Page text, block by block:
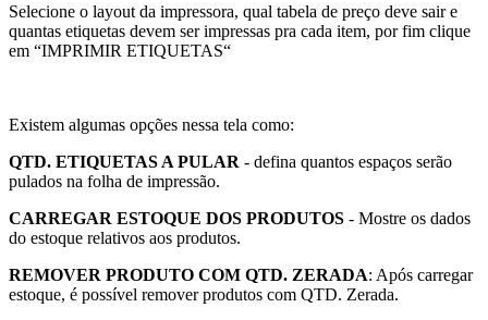
Selecione o layout da impressora, qual tabela de preço deve sair e
quantas etiquetas devem ser impressas pra cada item, por fim clique
em “IMPRIMIR ETIQUETAS“
Existem algumas opções nessa tela como:
QTD. ETIQUETAS A PULAR - defina quantos espaços serão
pulados na folha de impressão.
CARREGAR ESTOQUE DOS PRODUTOS - Mostre os dados
do estoque relativos aos produtos.
REMOVER PRODUTO COM QTD. ZERADA: Após carregar
estoque, é possível remover produtos com QTD. Zerada.